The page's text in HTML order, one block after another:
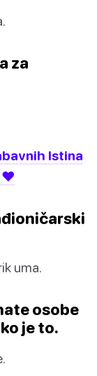
za
Istina
❤️
uma.
osobe
je to.